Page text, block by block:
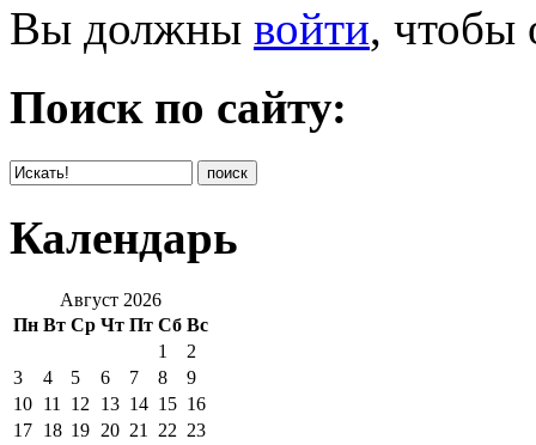
Вы должны войти, чтобы
Поиск по сайту:
Календарь
Август 2026
Пн Вт Ср Чт Пт Сб Вс
1
2
3
4 5 6 7 8
9
10 11 12 13 14 15 16
17 18 19 20 21 22 23